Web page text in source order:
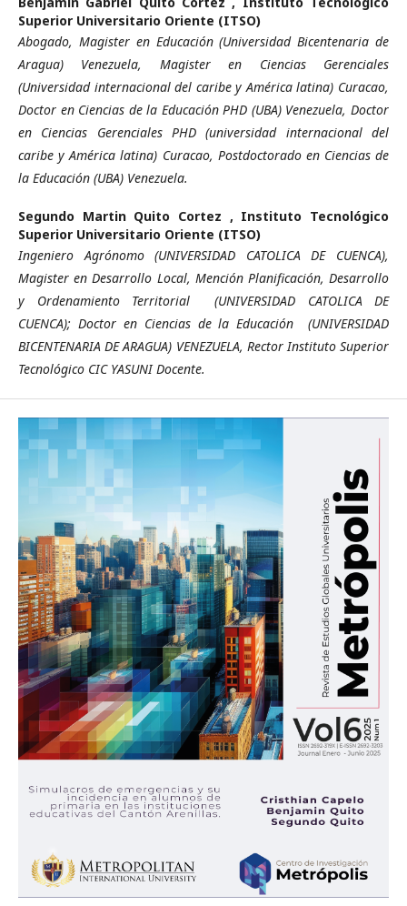
Superior Universitario Oriente (ITSO)
Abogado, Magister en Educación (Universidad Bicentenaria de
Aragua) Venezuela, Magister en Ciencias Gerenciales
(Universidad internacional del caribe y América latina) Curacao,
Doctor en Ciencias de la Educación PHD (UBA) Venezuela, Doctor
en Ciencias Gerenciales PHD (universidad internacional del
caribe y América latina) Curacao, Postdoctorado en Ciencias de
la Educación (UBA) Venezuela.
Segundo Martin Quito Cortez , Instituto Tecnológico
Superior Universitario Oriente (ITSO)
Ingeniero Agrónomo (UNIVERSIDAD CATOLICA DE CUENCA),
Magister en Desarrollo Local, Mención Planificación, Desarrollo
y Ordenamiento Territorial (UNIVERSIDAD CATOLICA DE
CUENCA); Doctor en Ciencias de la Educación (UNIVERSIDAD
BICENTENARIA DE ARAGUA) VENEZUELA, Rector Instituto Superior
Tecnológico CIC YASUNI Docente.